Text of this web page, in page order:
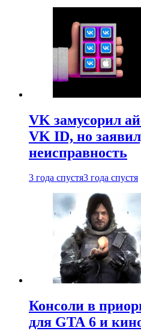
VK замусорил
VK ID, но
неисправность
3 года спустя3 года спустя
Консоли в
для GTA 6 и